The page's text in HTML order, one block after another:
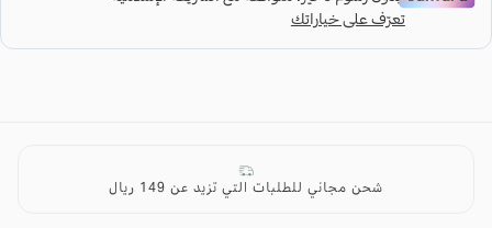
شحن مجاني للطلبات التي تزيد عن 149 ريال